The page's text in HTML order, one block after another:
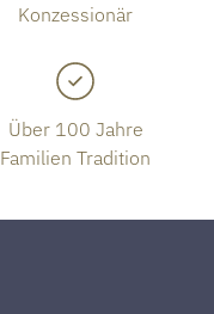
Konzessionär
Über 100 Jahre
Familien Tradition